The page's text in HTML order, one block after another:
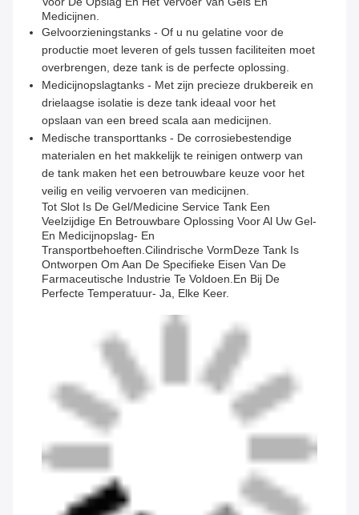
Medicijnen.
Gelvoorzieningstanks - Of u nu gelatine voor de
productie moet leveren of gels tussen faciliteiten moet
overbrengen, deze tank is de perfecte oplossing.
Medicijnopslagtanks - Met zijn precieze drukbereik en
drielaagse isolatie is deze tank ideaal voor het
opslaan van een breed scala aan medicijnen.
Medische transporttanks - De corrosiebestendige
materialen en het makkelijk te reinigen ontwerp van
de tank maken het een betrouwbare keuze voor het
veilig en veilig vervoeren van medicijnen.
Tot Slot Is De Gel/Medicine Service Tank Een
Veelzijdige En Betrouwbare Oplossing Voor Al Uw Gel-
En Medicijnopslag- En
Transportbehoeften.cilindrische VormDeze Tank Is
Ontworpen Om Aan De Specifieke Eisen Van De
Farmaceutische Industrie Te Voldoen.en Bij De
Perfecte Temperatuur- Ja, Elke Keer.